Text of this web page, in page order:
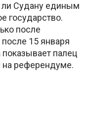
ли Судану единым
государство.
после
15 января
палец
на референдуме.